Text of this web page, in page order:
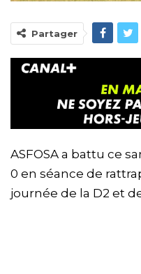
Partager
ASFOSA a battu ce
0 en séance de
journée de la D2 et